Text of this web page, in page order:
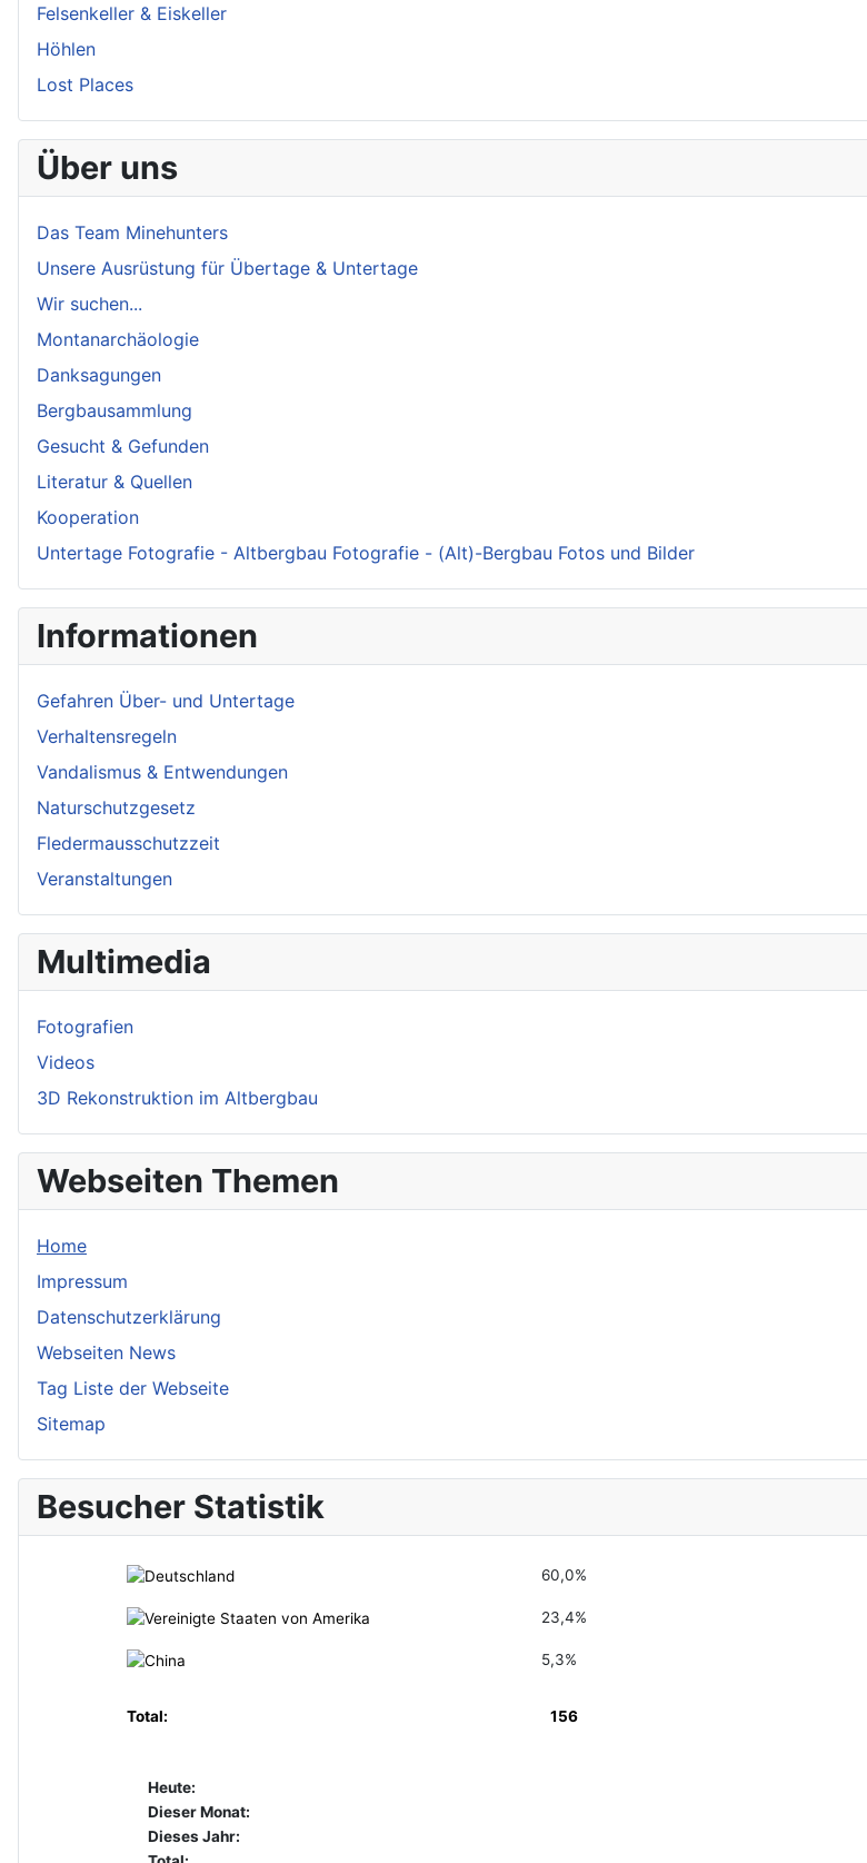
Felsenkeller & Eiskeller
Höhlen
Lost Places
Über uns
Das Team Minehunters
Unsere Ausrüstung für Übertage & Untertage
Wir suchen...
Montanarchäologie
Danksagungen
Bergbausammlung
Gesucht & Gefunden
Literatur & Quellen
Kooperation
Untertage Fotografie - Altbergbau Fotografie - (Alt)-Bergbau Fotos und Bilder
Informationen
Gefahren Über- und Untertage
Verhaltensregeln
Vandalismus & Entwendungen
Naturschutzgesetz
Fledermausschutzzeit
Veranstaltungen
Multimedia
Fotografien
Videos
3D Rekonstruktion im Altbergbau
Webseiten Themen
Home
Impressum
Datenschutzerklärung
Webseiten News
Tag Liste der Webseite
Sitemap
Besucher Statistik
60,0%
23,4%
5,3%
Total: 156
Heute:
Dieser Monat:
Dieses Jahr: